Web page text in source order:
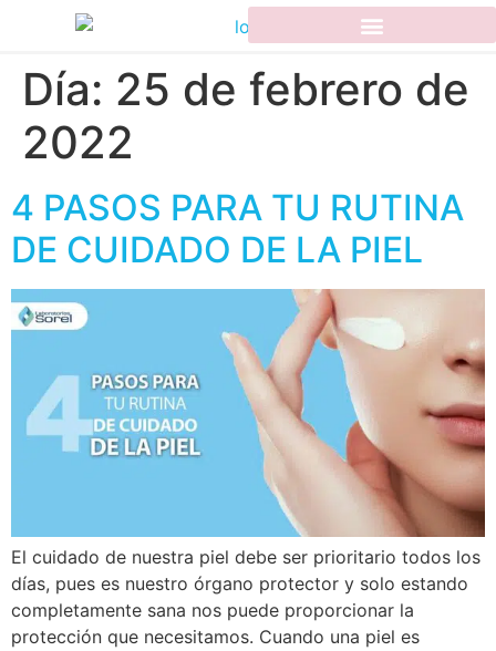
Día: 25 de febrero de
2022
4 PASOS PARA TU RUTINA
DE CUIDADO DE LA PIEL
El cuidado de nuestra piel debe ser prioritario todos los
días, pues es nuestro órgano protector y solo estando
completamente sana nos puede proporcionar la
protección que necesitamos. Cuando una piel es